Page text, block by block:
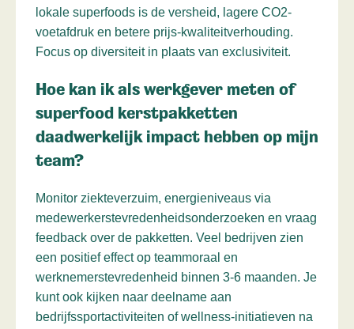
lokale superfoods is de versheid, lagere CO2-
voetafdruk en betere prijs-kwaliteitverhouding.
Focus op diversiteit in plaats van exclusiviteit.
Hoe kan ik als werkgever meten of
superfood kerstpakketten
daadwerkelijk impact hebben op mijn
team?
Monitor ziekteverzuim, energieniveaus via
medewerkerstevredenheidsonderzoeken en vraag
feedback over de pakketten. Veel bedrijven zien
een positief effect op teammoraal en
werknemerstevredenheid binnen 3-6 maanden. Je
kunt ook kijken naar deelname aan
bedrijfssportactiviteiten of wellness-initiatieven na